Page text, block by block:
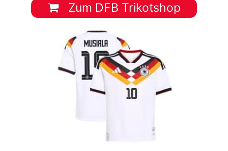
Zum DFB Trikotshop